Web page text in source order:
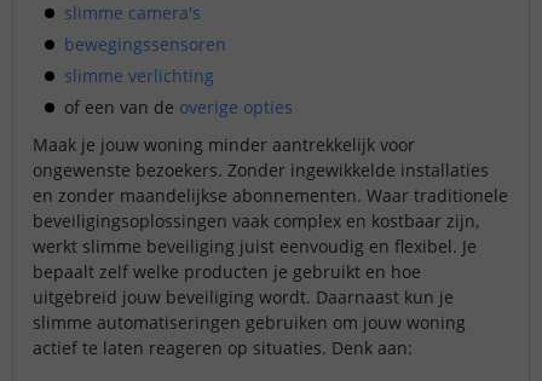
slimme camera's
bewegingssensoren
slimme verlichting
of een van de overige opties
Maak je jouw woning minder aantrekkelijk voor
ongewenste bezoekers. Zonder ingewikkelde installaties
en zonder maandelijkse abonnementen. Waar traditionele
beveiligingsoplossingen vaak complex en kostbaar zijn,
werkt slimme beveiliging juist eenvoudig en flexibel. Je
bepaalt zelf welke producten je gebruikt en hoe
uitgebreid jouw beveiliging wordt. Daarnaast kun je
slimme automatiseringen gebruiken om jouw woning
actief te laten reageren op situaties. Denk aan: